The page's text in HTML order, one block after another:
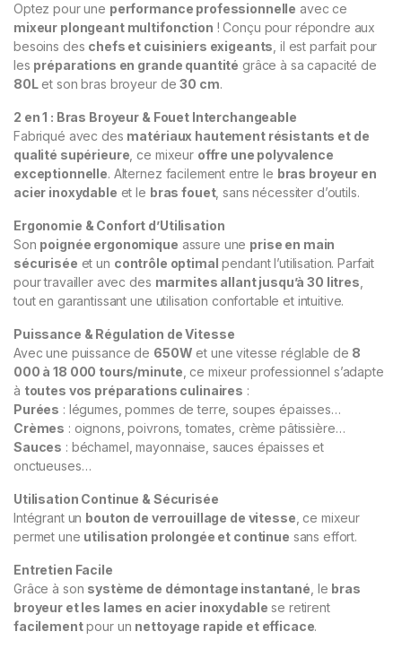
Optez pour une performance professionnelle avec ce
mixeur plongeant multifonction ! Conçu pour répondre aux
besoins des chefs et cuisiniers exigeants , il est parfait pour
les préparations en grande quantité grâce à sa capacité de
80Let son bras broyeur de30 cm.
2 en 1 : Bras Broyeur & Fouet Interchangeable
Fabriqué avec des matériaux hautement résistants et de
qualité supérieure , ce mixeur offre une polyvalence
exceptionnelle. Alternez facilement entre le bras broyeur en
acier inoxydable et le bras fouet, sans nécessiter d’outils.
Ergonomie & Confort d’Utilisation
Son poignée ergonomique assure une prise en main
sécurisée et un contrôle optimal pendant l’utilisation. Parfait
pour travailler avec des marmites allant jusqu’à 30 litres
tout en garantissant une utilisation confortable et intuitive.
Puissance & Régulation de Vitesse
Avec une puissance de 650W et une vitesse réglable de 8
000 à 18 000 tours/minute , ce mixeur professionnel s’adapte
à toutes vos préparations culinaires :
Purées : légumes, pommes de terre, soupes épaisses…
Crèmes : oignons, poivrons, tomates, crème pâtissière…
Sauces : béchamel, mayonnaise, sauces épaisses et
onctueuses…
Utilisation Continue & Sécurisée
Intégrant un bouton de verrouillage de vitesse , ce mixeur
permet une utilisation prolongée et continue sans effort.
Entretien Facile
Grâce à son système de démontage instantané , le bras
broyeur et les lames en acier inoxydable se retirent
facilementpour un nettoyage rapide et efficace.